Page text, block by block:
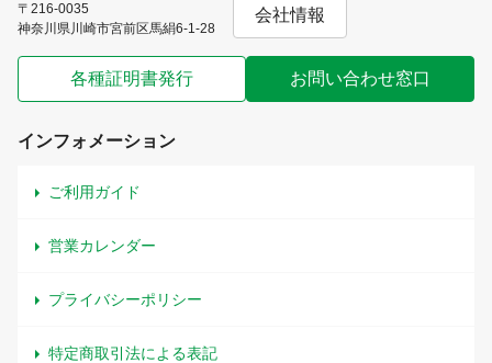
〒216-0035
神奈川県川崎市宮前区馬絹6-1-28
会社情報
各種証明書発行 お問い合わせ窓口
インフォメーション
ご利用ガイド
営業カレンダー
プライバシーポリシー
特定商取引法による表記